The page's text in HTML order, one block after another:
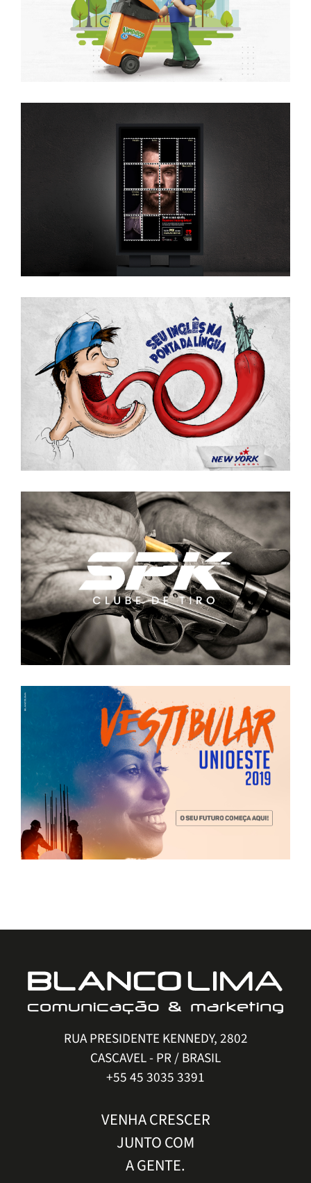
RUA PRESIDENTE KENNEDY, 2802
CASCAVEL - PR / BRASIL
+55 45 3035 3391
VENHA CRESCER
JUNTO COM
A GENTE.